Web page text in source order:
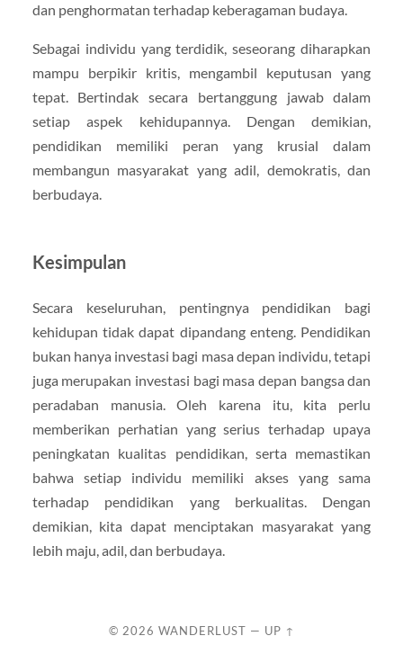
dan penghormatan terhadap keberagaman budaya.
Sebagai individu yang terdidik, seseorang diharapkan
mampu berpikir kritis, mengambil keputusan yang
tepat. Bertindak secara bertanggung jawab dalam
setiap aspek kehidupannya. Dengan demikian,
pendidikan memiliki peran yang krusial dalam
membangun masyarakat yang adil, demokratis, dan
berbudaya.
Kesimpulan
Secara keseluruhan, pentingnya pendidikan bagi
kehidupan tidak dapat dipandang enteng. Pendidikan
bukan hanya investasi bagi masa depan individu, tetapi
juga merupakan investasi bagi masa depan bangsa dan
peradaban manusia. Oleh karena itu, kita perlu
memberikan perhatian yang serius terhadap upaya
peningkatan kualitas pendidikan, serta memastikan
bahwa setiap individu memiliki akses yang sama
terhadap pendidikan yang berkualitas. Dengan
demikian, kita dapat menciptakan masyarakat yang
lebih maju, adil, dan berbudaya.
© 2026 WANDERLUST — UP ↑